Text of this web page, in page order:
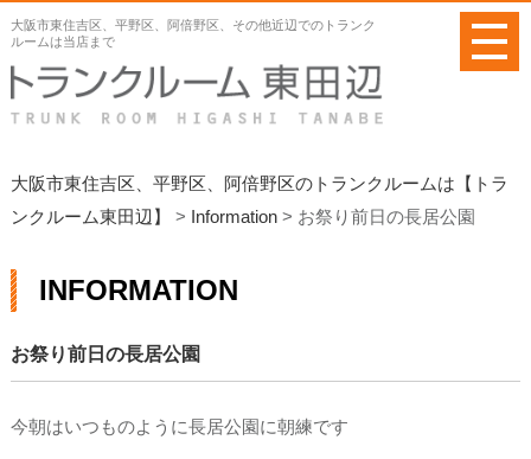
大阪市東住吉区、平野区、阿倍野区、その他近辺でのトランク
ルームは当店まで
大阪市東住吉区、平野区、阿倍野区のトランクルームは【トラ
ンクルーム東田辺】
> Information> お祭り前日の長居公園
メ
ニ
ュ
ー
INFORMATION
お祭り前日の長居公園
今朝はいつものように長居公園に朝練です